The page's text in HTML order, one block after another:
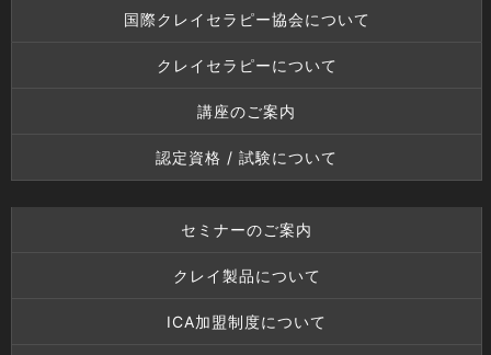
国際クレイセラピー協会について
クレイセラピーについて
講座のご案内
認定資格 / 試験について
セミナーのご案内
クレイ製品について
ICA加盟制度について